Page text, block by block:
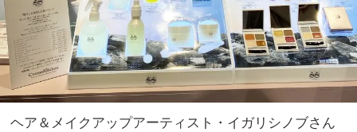
ヘア＆メイクアップアーティスト・イガリシノブさん